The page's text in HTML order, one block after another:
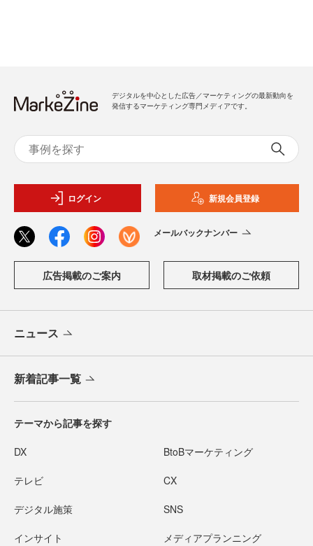
デジタルを中心とした広告／マーケティングの最新動向を
発信するマーケティング専門メディアです。
ログイン 新規会員登録
メールバックナンバー
広告掲載のご案内 取材掲載のご依頼
ニュース
新着記事一覧
テーマから記事を探す
DX BtoBマーケティング
テレビ CX
デジタル施策 SNS
インサイト メディアプランニング